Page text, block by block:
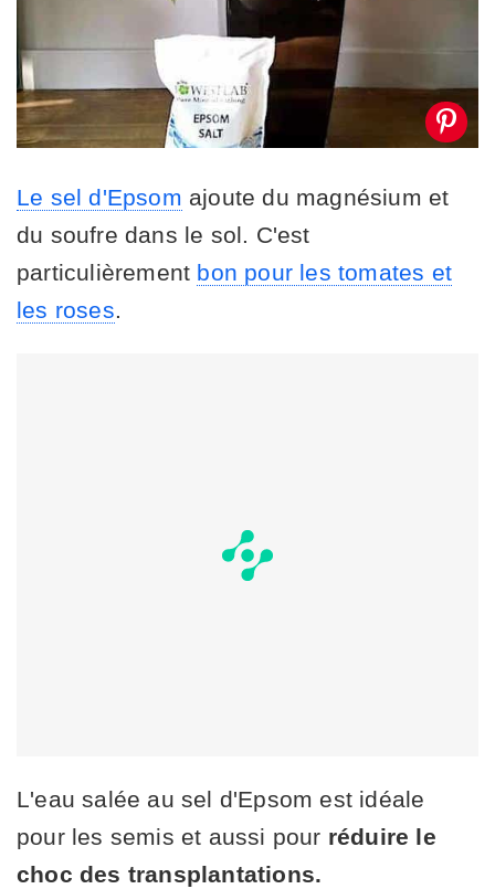
Le sel d'Epsom ajoute du magnésium et
du soufre dans le sol. C'est
particulièrement bon pour les tomates et
les roses.
L'eau salée au sel d'Epsom est idéale
pour les semis et aussi pour réduire le
choc des transplantations.